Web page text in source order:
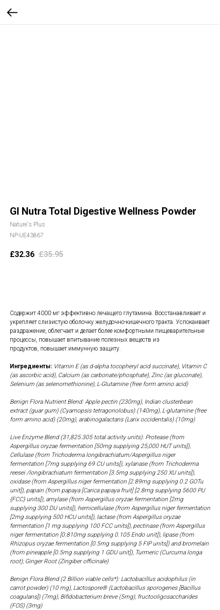
GI Nutra Total Digestive Wellness Powder
Nature's Plus
NP-UE43867
£32.36 £35.95
Содержит 4000 мг эффективно лечащего глутамина. Восстанавливает и
укрепляет слизистую оболочку желудочно-кишечного тракта. Успокаивает
раздражение, облегчает и делает более комфортными пищеварительные
процессы, повышает впитывание полезных веществ из
продуктов, повышает иммунную защиту.
Ингредиенты: Vitamin E (as d-alpha tocopheryl acid succinate), Vitamin C
(as ascorbic acid), Calcium (as carbonate/phosphate), Zinc (as gluconate),
Selenium (as selenomethionine), L-Glutamine (free form amino acid)
Benign Flora Nutrient Blend: Apple pectin (230mg), Indian clusterbean
extract (guar gum) (Cyamopsis tetragonolobus) (140mg), L-glutamine (free
form amino acid) (20mg), arabinogalactans (Larix occidentalis) (10mg)
Live Enzyme Blend (31,825.305 total activity units): Protease (from
Aspergillus oryzae fermentation [50mg supplying 25,000 HUT units]),
Cellulase (from Trichoderma longibrachiatum/Aspergillus niger
fermentation [7mg supplying 69 CU units]), xylanase (from Trichoderma
reesei /longibrachiatum fermentation [3.5mg supplying 250 XU units]),
oxidase (from Aspergillus niger fermentation [2.89mg supplying 0.2 GOTu
unit]), papain (from papaya [Carica papaya fruit] [2.8mg supplying 5600 PU
{FCC} units]), amylase (from Aspergillus oryzae fermentation [2mg
supplying 300 DU units]), hemicellulase (from Aspergillus niger fermentation
[2mg supplying 500 HCU units]), lactase (from Aspergillus oryzae
fermentation [1 mg supplying 100 FCC units]), pectinase (from Aspergillus
niger fermentation [0.810mg supplying 0.105 Endo unit]), lipase (from
Rhizopus oryzae fermentation [0.5mg supplying 5 FIP units]) and bromelain
(from pineapple [0.5mg supplying 1 GDU unit]), Turmeric (Curcuma longa
root); Ginger Root (Zingiber officinale)
Benign Flora Blend (2 Billion viable cells*): Lactobacillus acidophilus (in
carrot powder) (10 mg), Lactospore® (Lactobacillus sporogenes [Bacillus
coagulans]) (7mg), Bifidobacterium breve (5mg), fructooligosaccharides
(FOS) (3mg)